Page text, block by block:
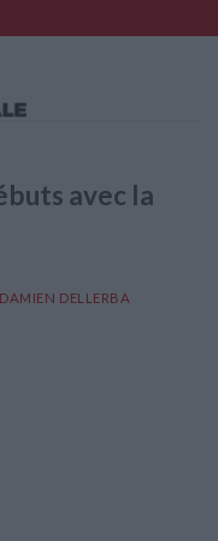
avec la
DAMIEN DELLERBA